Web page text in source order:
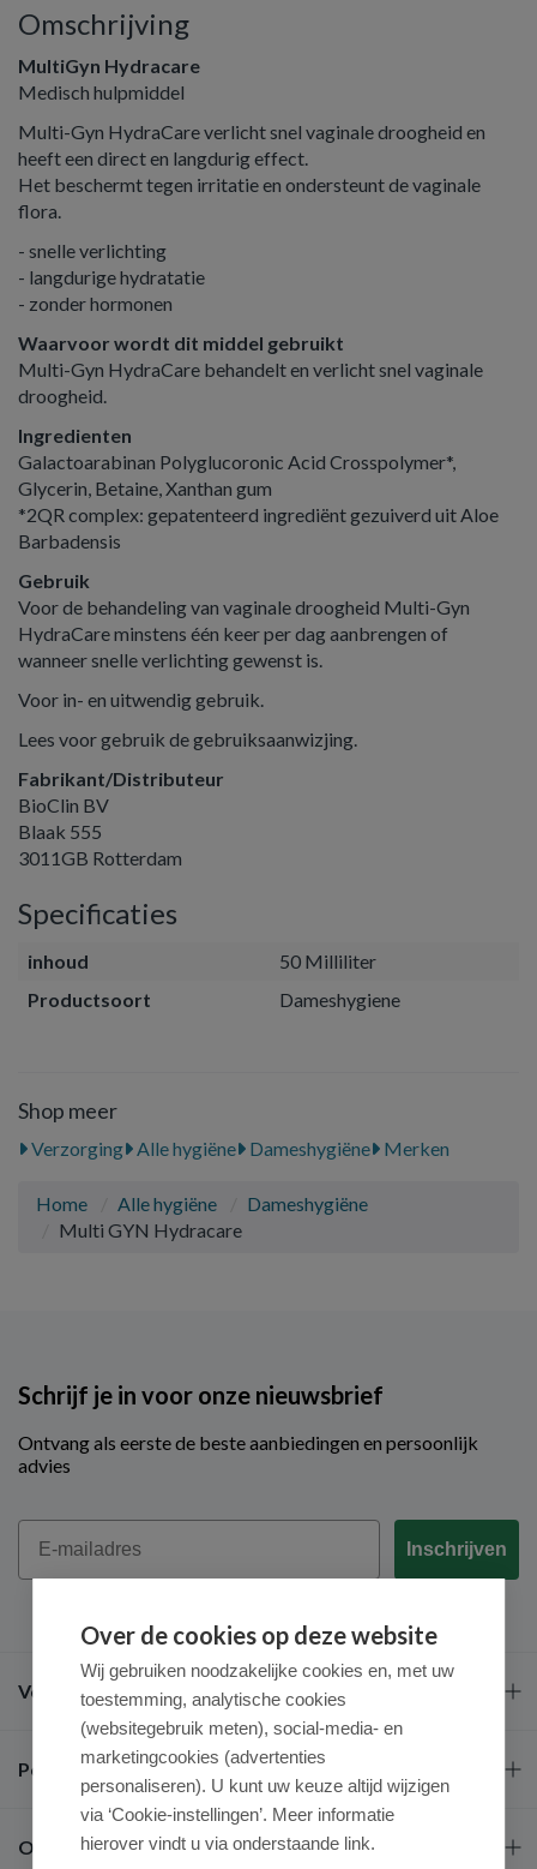
Omschrijving
MultiGyn Hydracare
Medisch hulpmiddel
Multi-Gyn HydraCare verlicht snel vaginale droogheid en
heeft een direct en langdurig effect.
Het beschermt tegen irritatie en ondersteunt de vaginale
flora.
- snelle verlichting
- langdurige hydratatie
- zonder hormonen
Waarvoor wordt dit middel gebruikt
Multi-Gyn HydraCare behandelt en verlicht snel vaginale
droogheid.
Ingredienten
Galactoarabinan Polyglucoronic Acid Crosspolymer*,
Glycerin, Betaine, Xanthan gum
*2QR complex: gepatenteerd ingrediënt gezuiverd uit Aloe
Barbadensis
Gebruik
Voor de behandeling van vaginale droogheid Multi-Gyn
HydraCare minstens één keer per dag aanbrengen of
wanneer snelle verlichting gewenst is.
Voor in- en uitwendig gebruik.
Lees voor gebruik de gebruiksaanwizjing.
Fabrikant/Distributeur
BioClin BV
Blaak 555
3011GB Rotterdam
Specificaties
inhoud
50 Milliliter
Productsoort
Dameshygiene
Shop meer
Verzorging Alle hygiëne Dameshygiëne Merken
Home Alle hygiëne
Dameshygiëne
Multi GYN Hydracare
Schrijf je in voor onze nieuwsbrief
Ontvang als eerste de beste aanbiedingen en persoonlijk
advies
Email
Inschrijven
Veel gestelde vragen
Populaire merken
Over ons
Over de cookies op deze website
Wij gebruiken noodzakelijke cookies en, met uw
toestemming, analytische cookies
(websitegebruik meten), social-media- en
marketingcookies (advertenties
personaliseren). U kunt uw keuze altijd wijzigen
via ‘Cookie-instellingen’. Meer informatie
hierover vindt u via onderstaande link.